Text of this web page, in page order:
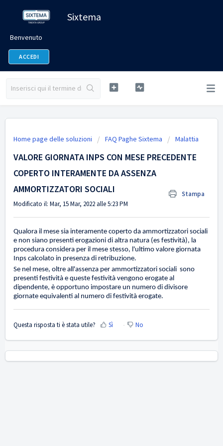
Sixtema
Benvenuto
ACCEDI
Home page delle soluzioni FAQ Paghe Sixtema Malattia
VALORE GIORNATA INPS CON MESE PRECEDENTE
COPERTO INTERAMENTE DA ASSENZA
AMMORTIZZATORI SOCIALI
Stampa
Modificato il: Mar, 15 Mar, 2022 alle 5:23 PM
Qualora il mese sia interamente coperto da ammortizzatori sociali
e non siano presenti erogazioni di altra natura (es festività), la
procedura considera per il mese stesso, l'ultimo valore giornata
Inps calcolato in presenza di retribuzione.
Se nel mese, oltre all'assenza per ammortizzatori sociali sono
presenti festività e queste festività vengono erogate al
dipendente, è opportuno impostare un numero di divisore
giornate equivalenti al numero di festività erogate.
Questa risposta ti è stata utile? Sì No